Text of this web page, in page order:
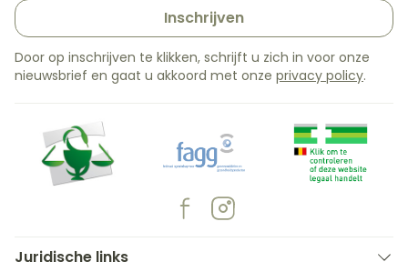
Inschrijven
Door op inschrijven te klikken, schrijft u zich in voor onze
nieuwsbrief en gaat u akkoord met onze privacy policy.
Juridische links